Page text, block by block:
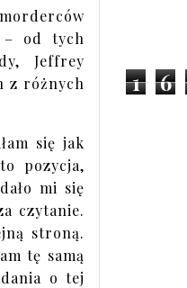
– od tych
Jeffrey
z różnych
się jak
pozycja,
mi się
czytanie.
stroną.
tę samą
o tej
1 6